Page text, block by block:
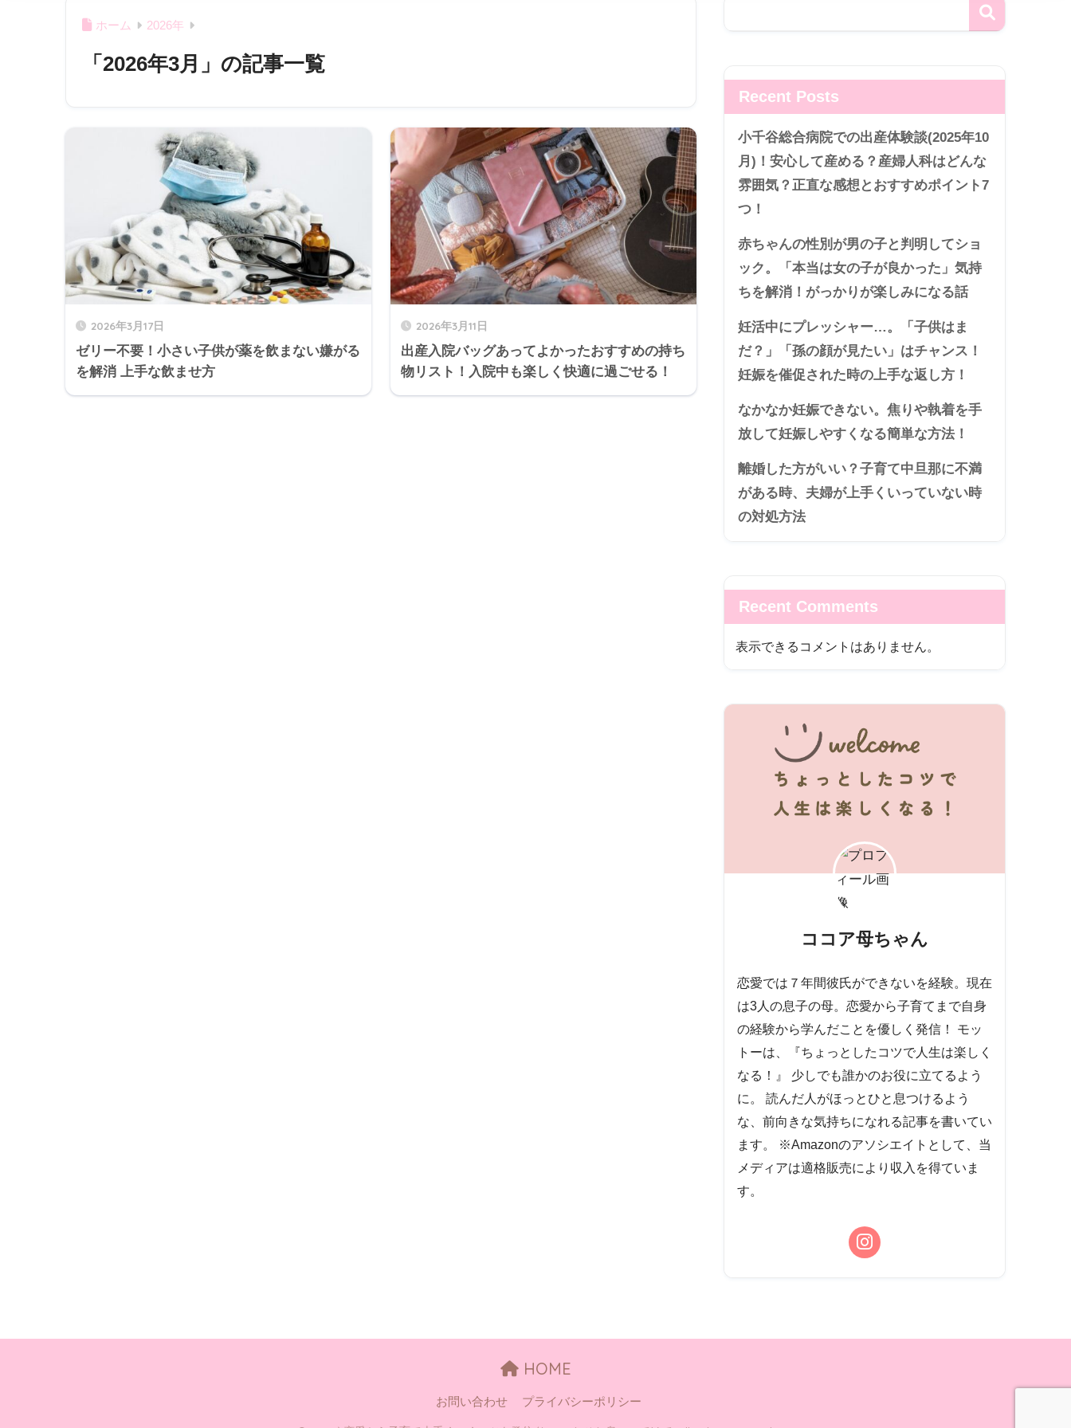
ホーム 2026年
「2026年3月」の記事一覧
2026年3月17日
ゼリー不要！小さい子供が薬を飲まない嫌がる
を解消 上手な飲ませ方
2026年3月11日
出産入院バッグあってよかったおすすめの持ち
物リスト！入院中も楽しく快適に過ごせる！
Recent Posts
小千谷総合病院での出産体験談(2025年10
月)！安心して産める？産婦人科はどんな
雰囲気？正直な感想とおすすめポイント7
つ！
赤ちゃんの性別が男の子と判明してショ
ック。「本当は女の子が良かった」気持
ちを解消！がっかりが楽しみになる話
妊活中にプレッシャー…。「子供はま
だ？」「孫の顔が見たい」はチャンス！
妊娠を催促された時の上手な返し方！
なかなか妊娠できない。焦りや執着を手
放して妊娠しやすくなる簡単な方法！
離婚した方がいい？子育て中旦那に不満
がある時、夫婦が上手くいっていない時
の対処方法
Recent Comments
表示できるコメントはありません。
ココア母ちゃん
恋愛では７年間彼氏ができないを経験。現在
は3人の息子の母。恋愛から子育てまで自身
の経験から学んだことを優しく発信！ モッ
トーは、『ちょっとしたコツで人生は楽しく
なる！』 少しでも誰かのお役に立てるよう
に。 読んだ人がほっとひと息つけるよう
な、前向きな気持ちになれる記事を書いてい
ます。 ※Amazonのアソシエイトとして、当
メディアは適格販売により収入を得ていま
す。
HOME
お問い合わせ プライバシーポリシー